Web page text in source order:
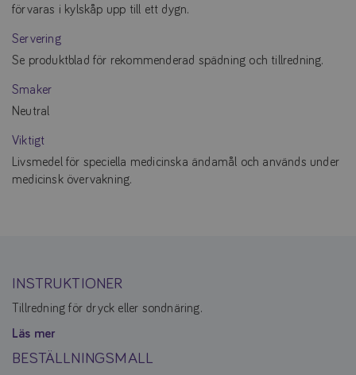
förvaras i kylskåp upp till ett dygn.
Servering
Se produktblad för rekommenderad spädning och tillredning.
Smaker
Neutral
Viktigt
Livsmedel för speciella medicinska ändamål och används under
medicinsk övervakning.
INSTRUKTIONER
Tillredning för dryck eller sondnäring.
Läs mer
BESTÄLLNINGSMALL